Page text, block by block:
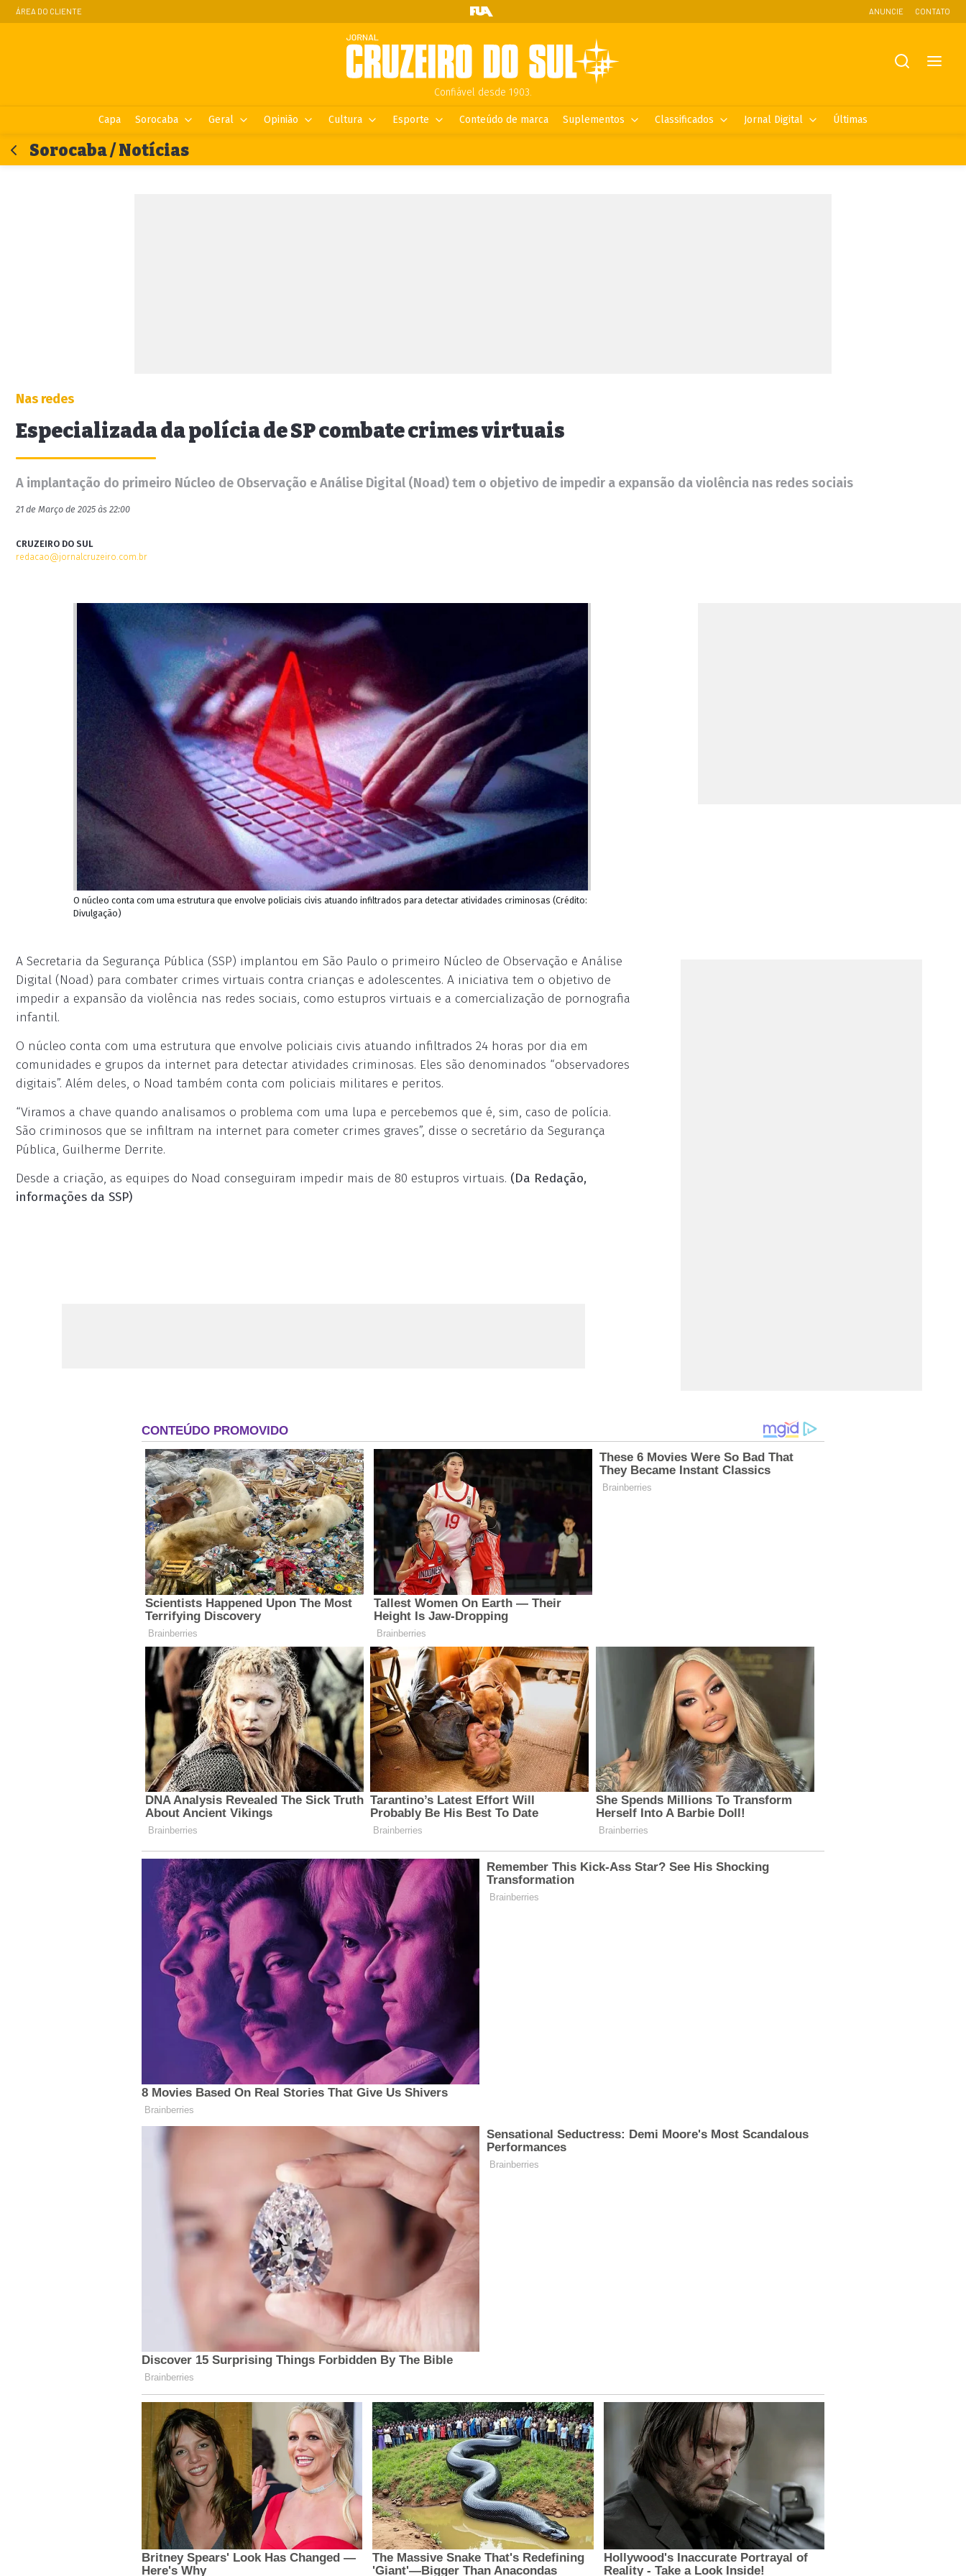
ÁREA DO CLIENTE ANUNCIE CONTATO
Confiável desde 1903.
Capa Sorocaba Geral Opinião Cultura Esporte Conteúdo de marca Suplementos Classificados Jornal Digital Últimas
Sorocaba / Notícias
Nas redes
Especializada da polícia de SP combate crimes virtuais
A implantação do primeiro Núcleo de Observação e Análise Digital (Noad) tem o objetivo de impedir a expansão da violência nas redes sociais
21 de Março de 2025 às 22:00
CRUZEIRO DO SUL
redacao@jornalcruzeiro.com.br
O núcleo conta com uma estrutura que envolve policiais civis atuando infiltrados para detectar atividades criminosas (Crédito:
Divulgação)
A Secretaria da Segurança Pública (SSP) implantou em São Paulo o primeiro Núcleo de Observação e Análise
Digital (Noad) para combater crimes virtuais contra crianças e adolescentes. A iniciativa tem o objetivo de
impedir a expansão da violência nas redes sociais, como estupros virtuais e a comercialização de pornografia
infantil.
O núcleo conta com uma estrutura que envolve policiais civis atuando infiltrados 24 horas por dia em
comunidades e grupos da internet para detectar atividades criminosas. Eles são denominados “observadores
digitais”. Além deles, o Noad também conta com policiais militares e peritos.
“Viramos a chave quando analisamos o problema com uma lupa e percebemos que é, sim, caso de polícia.
São criminosos que se infiltram na internet para cometer crimes graves”, disse o secretário da Segurança
Pública, Guilherme Derrite.
Desde a criação, as equipes do Noad conseguiram impedir mais de 80 estupros virtuais. (Da Redação,
informações da SSP)